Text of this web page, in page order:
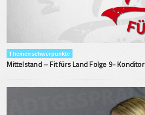
Themenschwerpunkte
Mittelstand – Fit fürs Land Folge 9- Konditor